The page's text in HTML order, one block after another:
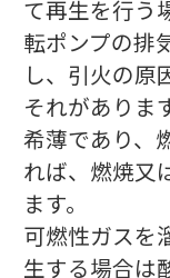
て再生を行う
転ポンプの排
し、引火の原
それがありま
希薄であり、
れば、燃焼又
ます。
可燃性ガスを
生する場合は